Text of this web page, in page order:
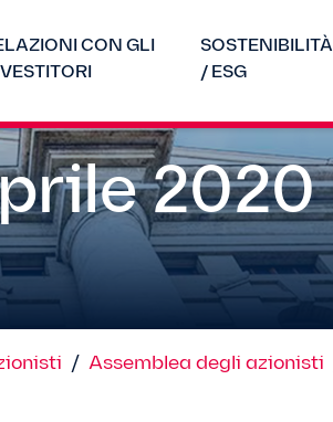
CON GLI
SOSTENIBILITÀ
/ ESG
2020
/ Assemblea degli azionisti